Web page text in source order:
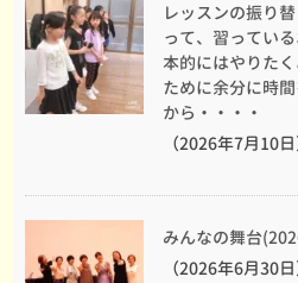
レッスンの振り
って、習ってい
本的にはやりた
ために余分に時
から・・・・
（2026年7月10日
みんなの舞台
（2026年6月30日